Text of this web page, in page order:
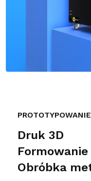
PROTOTYPOWANIE
Druk 3D
Obróbka